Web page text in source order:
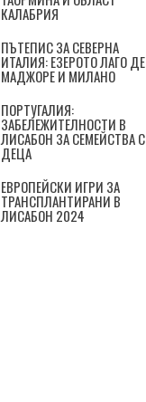
КАЛАБРИЯ
ПЪТЕПИС ЗА СЕВЕРНА
ИТАЛИЯ: ЕЗЕРОТО ЛАГО ДЕ
МАДЖОРЕ И МИЛАНО
ПОРТУГАЛИЯ:
ЗАБЕЛЕЖИТЕЛНОСТИ В
ЛИСАБОН ЗА СЕМЕЙСТВА С
ДЕЦА
ЕВРОПЕЙСКИ ИГРИ ЗА
ТРАНСПЛАНТИРАНИ В
ЛИСАБОН 2024